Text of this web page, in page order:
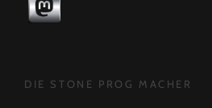
DIE STONE PROG MACHER